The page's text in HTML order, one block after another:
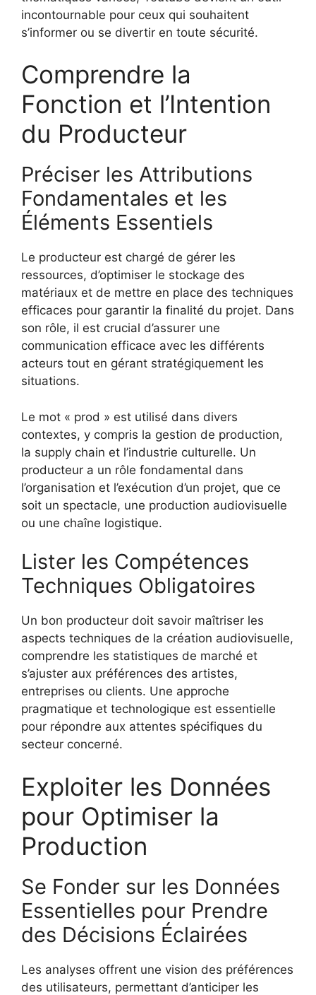
incontournable pour ceux qui souhaitent
s’informer ou se divertir en toute sécurité.
Comprendre la
Fonction et l’Intention
du Producteur
Préciser les Attributions
Fondamentales et les
Éléments Essentiels
Le producteur est chargé de gérer les
ressources, d’optimiser le stockage des
matériaux et de mettre en place des techniques
efficaces pour garantir la finalité du projet. Dans
son rôle, il est crucial d’assurer une
communication efficace avec les différents
acteurs tout en gérant stratégiquement les
situations.
Le mot « prod » est utilisé dans divers
contextes, y compris la gestion de production,
la supply chain et l’industrie culturelle. Un
producteur a un rôle fondamental dans
l’organisation et l’exécution d’un projet, que ce
soit un spectacle, une production audiovisuelle
ou une chaîne logistique.
Lister les Compétences
Techniques Obligatoires
Un bon producteur doit savoir maîtriser les
aspects techniques de la création audiovisuelle,
comprendre les statistiques de marché et
s’ajuster aux préférences des artistes,
entreprises ou clients. Une approche
pragmatique et technologique est essentielle
pour répondre aux attentes spécifiques du
secteur concerné.
Exploiter les Données
pour Optimiser la
Production
Se Fonder sur les Données
Essentielles pour Prendre
des Décisions Éclairées
Les analyses offrent une vision des préférences
des utilisateurs, permettant d’anticiper les